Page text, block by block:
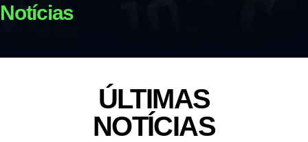
Notícias
ÚLTIMAS
NOTÍCIAS